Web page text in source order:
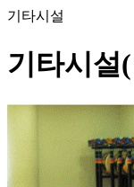
기타시설
기타시설